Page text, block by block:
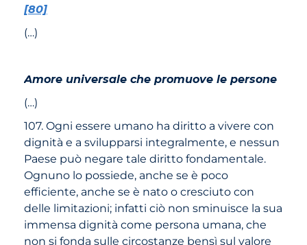
[80]
(…)
Amore universale che promuove le persone
(…)
107. Ogni essere umano ha diritto a vivere con
dignità e a svilupparsi integralmente, e nessun
Paese può negare tale diritto fondamentale.
Ognuno lo possiede, anche se è poco
efficiente, anche se è nato o cresciuto con
delle limitazioni; infatti ciò non sminuisce la sua
immensa dignità come persona umana, che
non si fonda sulle circostanze bensì sul valore